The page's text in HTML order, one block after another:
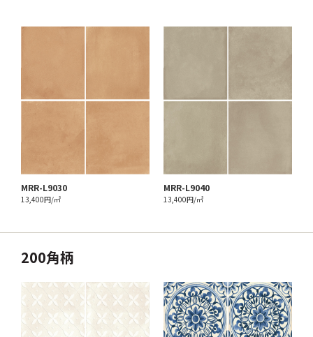
MRR-L9030
13,400円/㎡
MRR-L9040
13,400円/㎡
200角柄